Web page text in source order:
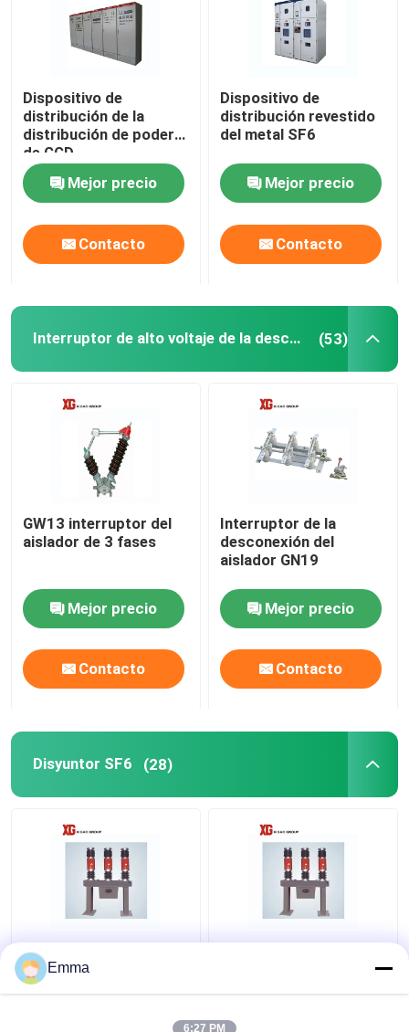
Dispositivo de
distribución de la
distribución de poder
de GGD
Mejor precio
Contacto
Dispositivo de
distribución revestido
del metal SF6
Mejor precio
Contacto
Interruptor de alto voltaje de la desconexión (53)
GW13 interruptor del
aislador de 3 fases
Mejor precio
Contacto
Interruptor de la
desconexión del
aislador GN19
Mejor precio
Contacto
Disyuntor SF6 (28)
3 disyuntor del gas de
postes SF6
Emma
6:27 PM